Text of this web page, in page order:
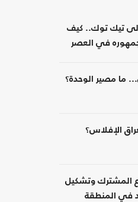
تيك توك.. كيف
في العصر
ما مصير الوحدة؟
الإفلاس؟
المشترك وتشكيل
في المنطقة